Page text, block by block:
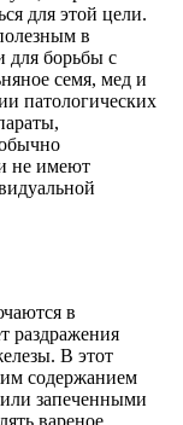
для этой цели.
в
для борьбы с
семя, мед и
патологических
не имеют
в
раздражения
В этот
содержанием
запеченными
вареное